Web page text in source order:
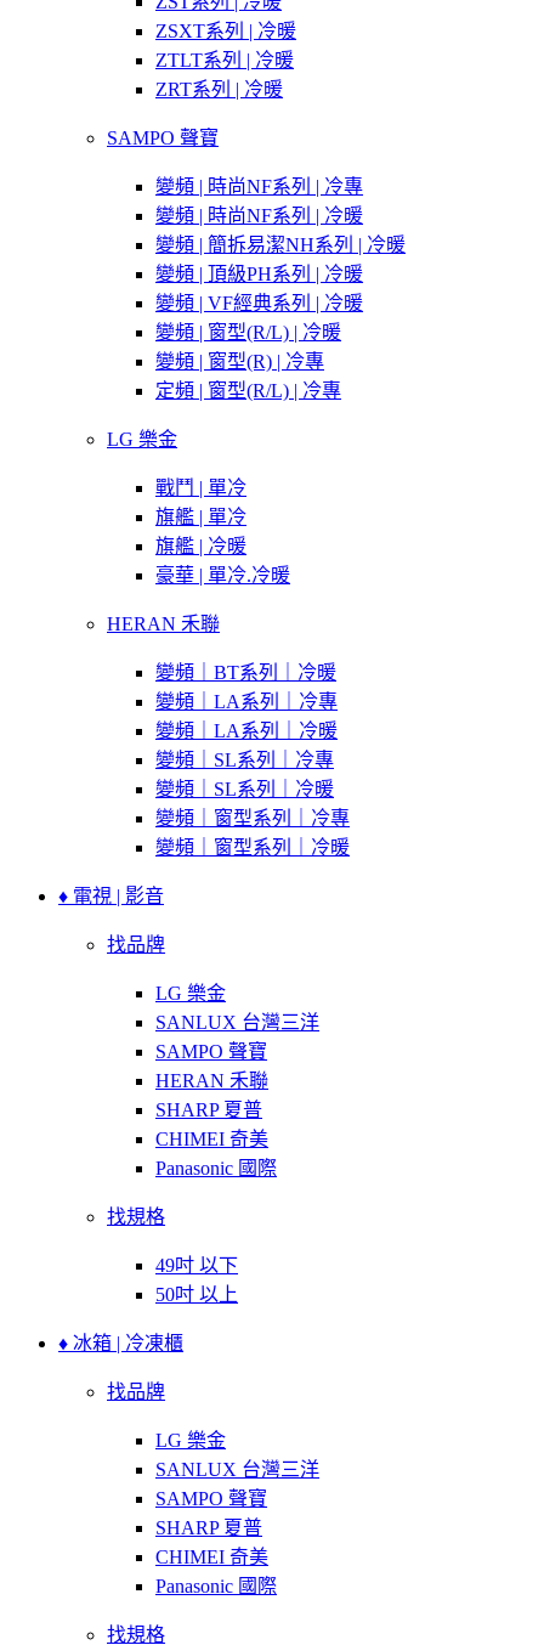
ZSXT系列 | 冷暖
ZTLT系列 | 冷暖
ZRT系列 | 冷暖
SAMPO 聲寶
變頻 | 時尚NF系列 | 冷專
變頻 | 時尚NF系列 | 冷暖
變頻 | 簡拆易潔NH系列 | 冷暖
變頻 | 頂級PH系列 | 冷暖
變頻 | VF經典系列 | 冷暖
變頻 | 窗型(R/L) | 冷暖
變頻 | 窗型(R) | 冷專
定頻 | 窗型(R/L) | 冷專
LG 樂金
戰鬥 | 單冷
旗艦 | 單冷
旗艦 | 冷暖
豪華 | 單冷.冷暖
HERAN 禾聯
變頻｜BT系列｜冷暖
變頻｜LA系列｜冷專
變頻｜LA系列｜冷暖
變頻｜SL系列｜冷專
變頻｜SL系列｜冷暖
變頻｜窗型系列｜冷專
變頻｜窗型系列｜冷暖
♦ 電視 | 影音
找品牌
LG 樂金
SANLUX 台灣三洋
SAMPO 聲寶
HERAN 禾聯
SHARP 夏普
CHIMEI 奇美
Panasonic 國際
找規格
49吋 以下
50吋 以上
♦ 冰箱 | 冷凍櫃
找品牌
LG 樂金
SANLUX 台灣三洋
SAMPO 聲寶
SHARP 夏普
CHIMEI 奇美
Panasonic 國際
找規格